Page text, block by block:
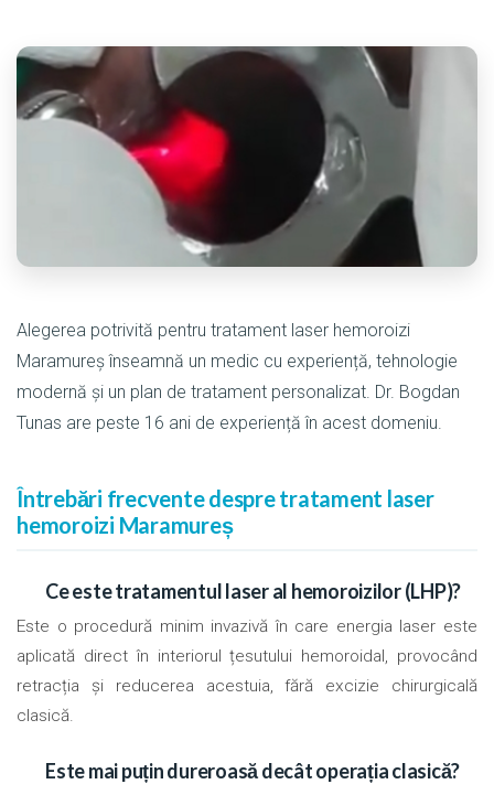
Alegerea potrivită pentru tratament laser hemoroizi
Maramureș înseamnă un medic cu experiență, tehnologie
modernă și un plan de tratament personalizat. Dr. Bogdan
Tunas are peste 16 ani de experiență în acest domeniu.
Întrebări frecvente despre tratament laser
hemoroizi Maramureș
Ce este tratamentul laser al hemoroizilor (LHP)?
Este o procedură minim invazivă în care energia laser este
aplicată direct în interiorul țesutului hemoroidal, provocând
retracția și reducerea acestuia, fără excizie chirurgicală
clasică.
Este mai puțin dureroasă decât operația clasică?